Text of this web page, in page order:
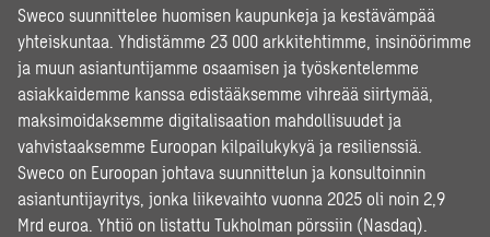
Sweco suunnittelee huomisen kaupunkeja ja kestävämpää
yhteiskuntaa. Yhdistämme 23 000 arkkitehtimme, insinöörimme
ja muun asiantuntijamme osaamisen ja työskentelemme
asiakkaidemme kanssa edistääksemme vihreää siirtymää,
maksimoidaksemme digitalisaation mahdollisuudet ja
vahvistaaksemme Euroopan kilpailukykyä ja resilienssiä.
Sweco on Euroopan johtava suunnittelun ja konsultoinnin
asiantuntijayritys, jonka liikevaihto vuonna 2025 oli noin 2,9
Mrd euroa. Yhtiö on listattu Tukholman pörssiin (Nasdaq).